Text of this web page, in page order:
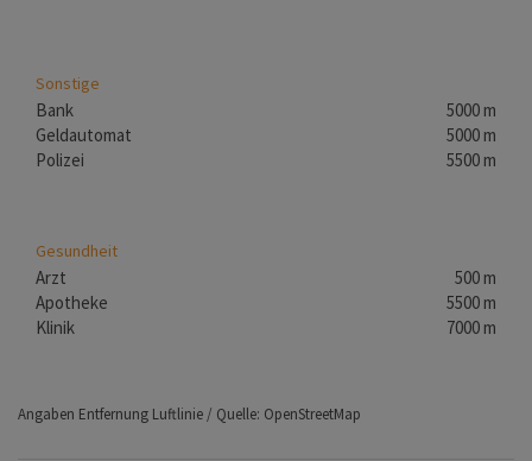
Sonstige
Bank
5000 m
Geldautomat
5000 m
Polizei
5500 m
Gesundheit
Arzt
500 m
Apotheke
5500 m
Klinik
7000 m
Angaben Entfernung Luftlinie / Quelle: OpenStreetMap